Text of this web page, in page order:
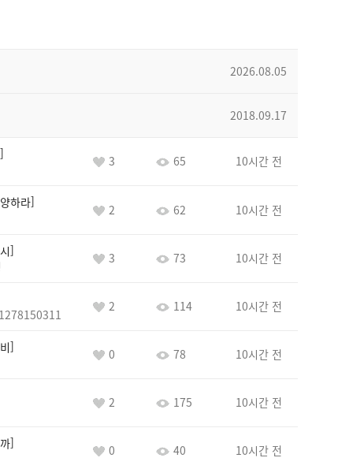
2026.08.05
2018.09.17
3 65 10시간 전
하라 2 62 10시간 전
3 73 10시간 전
2 114 10시간 전
0 78 10시간 전
2 175 10시간 전
0 40 10시간 전